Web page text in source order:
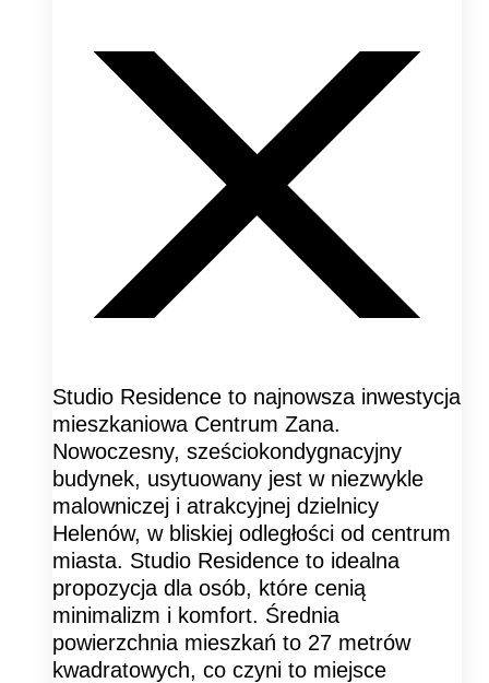
Studio Residence to najnowsza inwestycja
mieszkaniowa Centrum Zana.
Nowoczesny, sześciokondygnacyjny
budynek, usytuowany jest w niezwykle
malowniczej i atrakcyjnej dzielnicy
Helenów, w bliskiej odległości od centrum
miasta. Studio Residence to idealna
propozycja dla osób, które cenią
minimalizm i komfort. Średnia
powierzchnia mieszkań to 27 metrów
kwadratowych, co czyni to miejsce